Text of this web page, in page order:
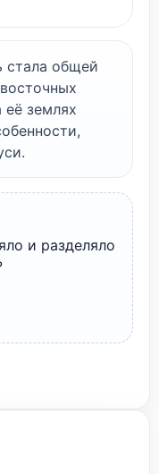
стала общей
её землях
и разделяло